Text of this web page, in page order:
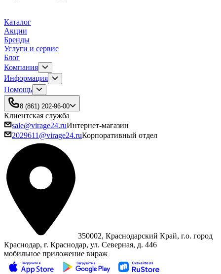
Каталог
Акции
Бренды
Услуги и сервис
Блог
Компания
Информация
Помощь
8 (861) 202-96-00
Клиентская служба
sale@virage24.ruИнтернет-магазин
2029611@virage24.ruКорпоративный отдел
350002, Краснодарский Край, г.о. город
Краснодар, г. Краснодар, ул. Северная, д. 446
мобильное приложение вираж